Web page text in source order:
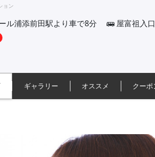
ョン
ル浦添前田駅より車で8分 屋富祖入
ギャラリー オススメ クーポ